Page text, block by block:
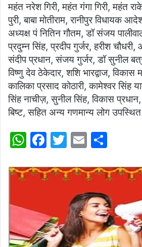
महंत नरेश गिरी, महंत गंगा गिरी, महंत
पुरी, बाबा मोतीराम, रानीपुर विधायक
अध्यक्ष पं नितिन गौतम, डॉ संजय
प्रदुम्न सिंह, प्रदीप गुर्जर, हरीश
संदीप प्रधान, संजय गुर्जर, डॉ सुनील
विष्णु देव ठेकेदार, शशि भारद्वाज, विकास
कालिका प्रसाद कोठारी, कामेश्वर सिंह
सिंह नाचीज़, सुनील सिंह, विकास
बिष्ट, सहित अन्य गणमान्य लोग
W
at
A
p
p
F
c
o
o
T
itt
er
E
ai
l
ar
e